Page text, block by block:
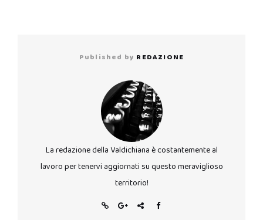
Published by REDAZIONE
La redazione della Valdichiana è costantemente al
lavoro per tenervi aggiornati su questo meraviglioso
territorio!